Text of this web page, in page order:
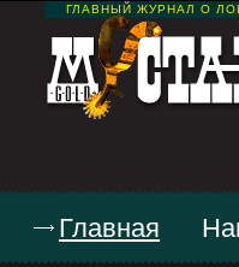
ГЛАВНЫЙ ЖУРНАЛ О
Главная